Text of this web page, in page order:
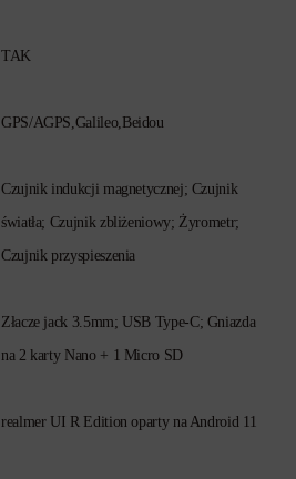
TAK
GPS/AGPS,Galileo,Beidou
Czujnik indukcji magnetycznej; Czujnik
światła; Czujnik zbliżeniowy; Żyrometr;
Czujnik przyspieszenia
Złacze jack 3.5mm; USB Type-C; Gniazda
na 2 karty Nano + 1 Micro SD
realmer UI R Edition oparty na Android 11